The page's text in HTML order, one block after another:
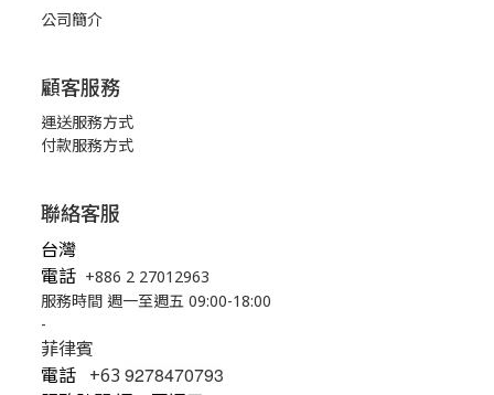
公司簡介
顧客服務
運送服務方式
付款服務方式
聯絡客服
台灣
電話 +886 2 27012963
服務時間 週一至週五 09:00-18:00
-
菲律賓
電話 +63 9278470793